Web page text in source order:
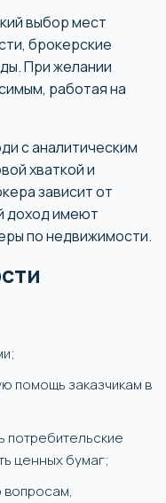
выбор мест
брокерские
При желании
работая на
с аналитическим
хваткой и
зависит от
доход имеют
по недвижимости.
помощь заказчикам в
потребительские
ценных бумаг;
вопросам,